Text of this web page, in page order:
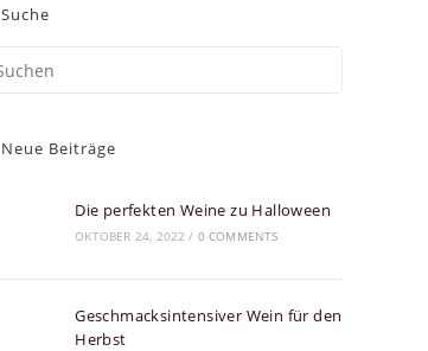
Suche
Neue Beiträge
Die perfekten Weine zu Halloween
OKTOBER 24, 2022 / 0 COMMENTS
Geschmacksintensiver Wein für den
Herbst